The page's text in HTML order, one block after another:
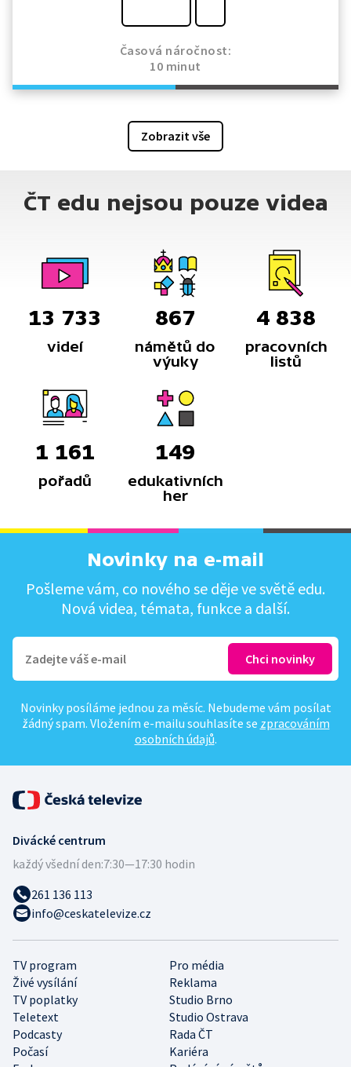
Časová náročnost:
10 minut
Zobrazit vše
ČT edu nejsou pouze videa
13 733
videí
867
námětů do
výuky
4 838
pracovních
listů
1 161
pořadů
149
edukativních
her
Novinky na e-mail
Pošleme vám, co nového se děje ve světě edu.
Nová videa, témata, funkce a další.
Novinky posíláme jednou za měsíc. Nebudeme vám posílat
žádný spam. Vložením e-mailu souhlasíte se zpracováním
osobních údajů.